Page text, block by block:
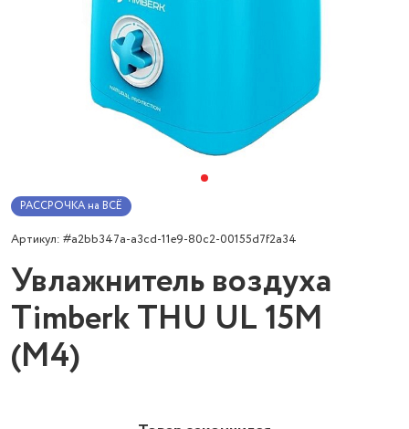
РАССРОЧКА на ВСЁ
Артикул: #a2bb347a-a3cd-11e9-80c2-00155d7f2a34
Увлажнитель воздуха
Timberk THU UL 15M
(М4)